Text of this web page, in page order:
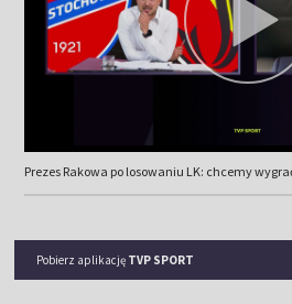
Prezes Rakowa po losowaniu LK: chcemy
Pobierz aplikację TVP SPORT